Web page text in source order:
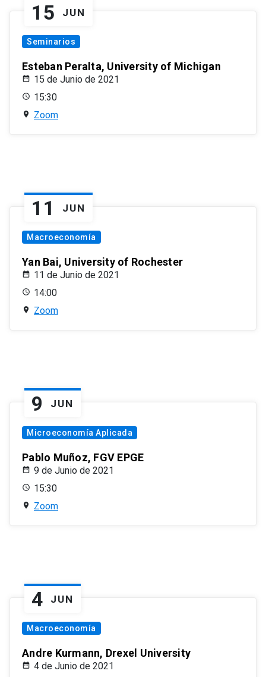
15 JUN
Seminarios
Esteban Peralta, University of Michigan
15 de Junio de 2021
15:30
Zoom
11 JUN
Macroeconomía
Yan Bai, University of Rochester
11 de Junio de 2021
14:00
Zoom
9 JUN
Microeconomía Aplicada
Pablo Muñoz, FGV EPGE
9 de Junio de 2021
15:30
Zoom
4 JUN
Macroeconomía
Andre Kurmann, Drexel University
4 de Junio de 2021